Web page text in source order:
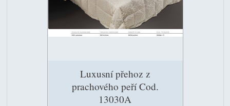
Luxusní přehoz z
prachového peří Cod.
13030A